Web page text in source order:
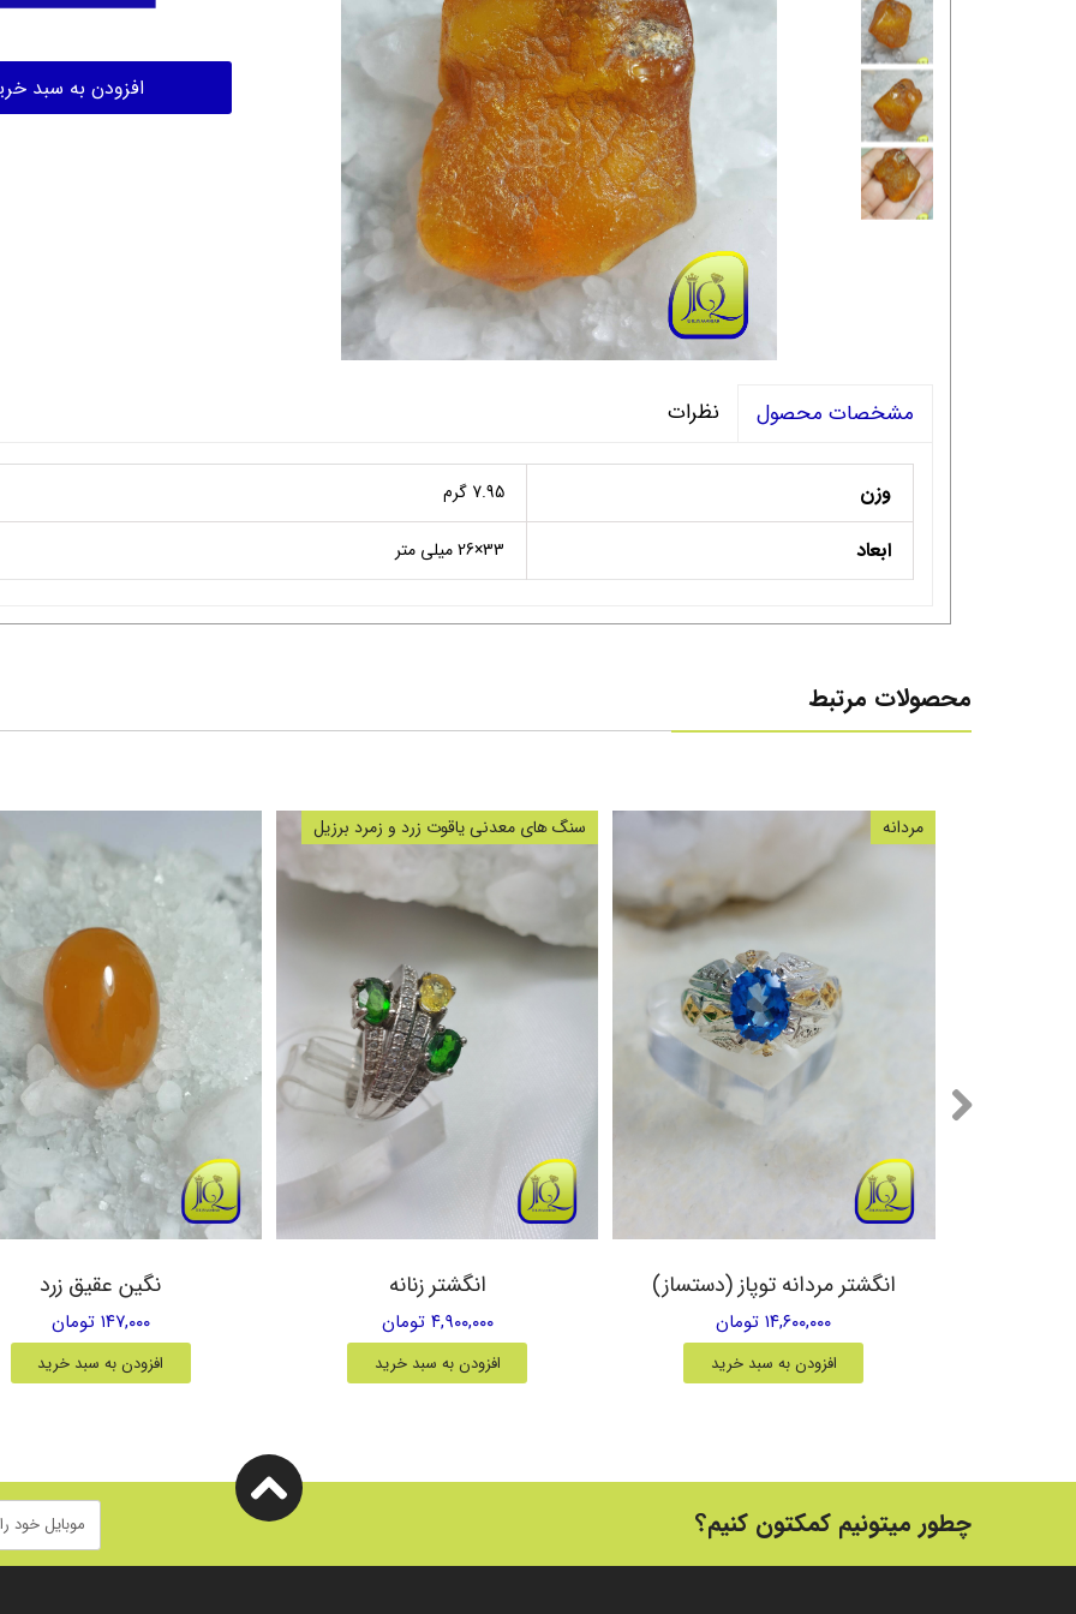
افزودن به سبد
مشخصات محصول نظرات
وزن 7.95 گرم
ابعاد 33×26 میلی متر
محصولات مرتبط
نگین عقیق زرد
۱۴۷,۰۰۰ تومان
افزودن به سبد خرید
انگشتر زنانه
۴,۹۰۰,۰۰۰ تومان
افزودن به سبد خرید
سنگ های معدنی یاقوت زرد و زمرد برزیل
انگشتر مردانه توپاز (دستساز)
۱۴,۶۰۰,۰۰۰ تومان
افزودن به سبد خرید
مردانه
چطور میتونیم کمکتون کنیم؟